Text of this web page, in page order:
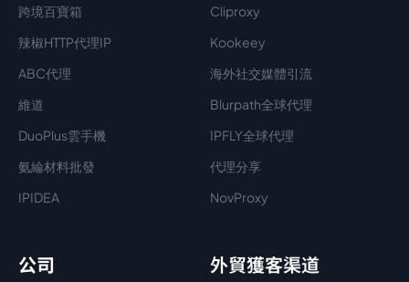
跨境百寶箱
Cliproxy
辣椒HTTP代理IP
Kookeey
ABC代理
海外社交媒體引流
維道
Blurpath全球代理
DuoPlus雲手機
IPFLY全球代理
氨綸材料批發
代理分享
IPIDEA
NovProxy
公司 外貿獲客渠道